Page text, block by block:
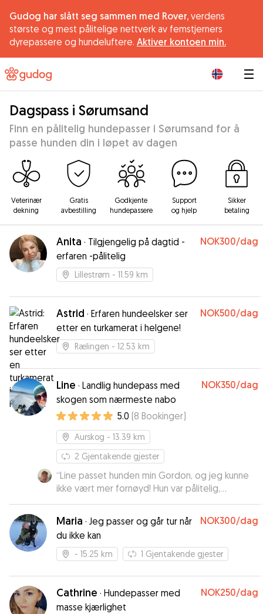
Gudog har slått seg sammen med Rover, verdens
største og mest pålitelige nettverk av femstjerners
dyrepassere og hundeluftere. Aktiver kontoen min.
Dagspass i Sørumsand
Finn en pålitelig hundepasser i Sørumsand for å
passe hunden din i løpet av dagen
Veterinær
dekning
Gratis
avbestilling
Godkjente
hundepassere
Support
og hjelp
Sikker
betaling
Anita · Tilgjengelig på dagtid -
erfaren -pålitelig
NOK300/dag
Lillestrøm - 11.59 km
Astrid · Erfaren hundeelsker ser
etter en turkamerat i helgene!
NOK500/dag
Rælingen - 12.53 km
Line · Landlig hundepass med
skogen som nærmeste nabo
NOK350/dag
5.0 (8 Bookinger)
Aurskog - 13.39 km
2 Gjentakende gjester
“Line passet hunden min Gordon, og jeg kunne
ikke vært mer fornøyd! Hun var pålitelig,
omsorgsfull og hadde tydeligvis en god kjemi
med Gordon fra første stund. Jeg følte meg
helt trygg på at han var i gode hender, og det
var tydelig at han trivdes godt hos henne. Jeg
kan varmt anbefale Line til alle som trenger en
Maria · Jeg passer og går tur når
du ikke kan
NOK300/dag
- 15.25 km 1 Gjentakende gjester
Cathrine · Hundepasser med
masse kjærlighet
NOK250/dag